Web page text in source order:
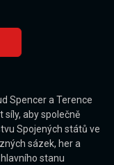
Spencer a Terence
síly, aby společně
Spojených států ve
sázek, her a
stanu